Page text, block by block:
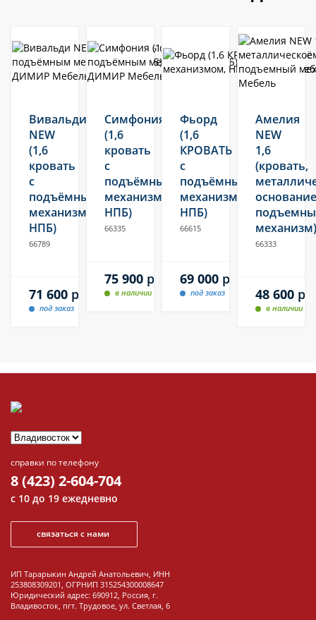
Вивальди
NEW
(1,6
кровать
с
подъёмным
механизмом,
НПБ)
66789
71 600 руб.
под заказ
Симфония
(1,6
кровать
с
подъёмным
механизмом,
НПБ)
66335
75 900 руб.
в наличии
Фьорд
(1,6
КРОВАТЬ
с
подъёмным
механизмом,
НПБ)
66615
69 000 руб.
под заказ
Амелия
NEW
1,6
(кровать,
механизм)
66333
48 600
в наличии
справки по телефону
8 (423) 2-604-704
с 10 до 19 ежедневно
связаться с нами
ИП Тарарыкин Андрей Анатольевич, ИНН
253808309201, ОГРНИП 315254300008647
Юридический адрес: 690912, Россия, г.
Владивосток, пгт. Трудовое, ул. Светлая, 6